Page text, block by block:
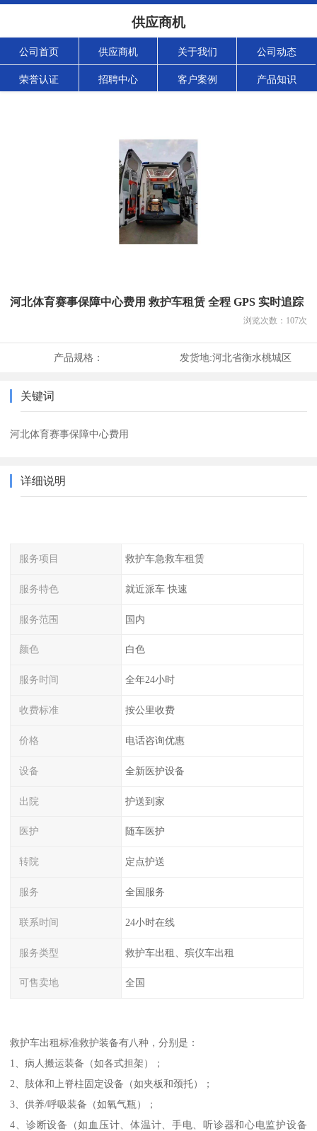
供应商机
公司首页 供应商机 关于我们 公司动态
荣誉认证 招聘中心 客户案例 产品知识
河北体育赛事保障中心费用 救护车租赁 全程 GPS 实时追踪
浏览次数： 107次
产品规格： 发货地:河北省衡水桃城区
关键词
河北体育赛事保障中心费用
详细说明
服务项目 救护车急救车租赁
服务特色 就近派车 快速
服务范围 国内
颜色 白色
服务时间 全年24小时
收费标准 按公里收费
价格 电话咨询优惠
设备 全新医护设备
出院 护送到家
医护 随车医护
转院 定点护送
服务 全国服务
联系时间 24小时在线
服务类型 救护车出租、殡仪车出租
可售卖地 全国
救护车出租标准救护装备有八种，分别是：
1、病人搬运装备（如各式担架）；
2、肢体和上脊柱固定设备（如夹板和颈托）；
3、供养/呼吸装备（如氧气瓶）；
4、诊断设备（如血压计、体温计、手电、听诊器和心电监护设备